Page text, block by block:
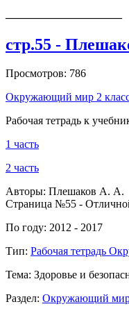
стр.55 -
Просмотров: 786
Окружающий мир 2
Рабочая тетрадь к
1 часть
2 часть
Авторы: Плешаков А. А.
Страница №55 -
По году: 2012 - 2017
Тип: Рабочая тетрадь
Тема: Здоровье и
Раздел: Окружающий